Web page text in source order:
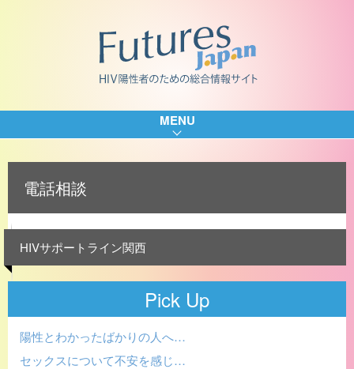
MENU
電話相談
HIVサポートライン関西
Pick Up
陽性とわかったばかりの人へ…
セックスについて不安を感じ…